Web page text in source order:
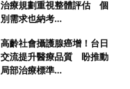
治療規劃重視整體評估 個
別需求也納考...
高齡社會攝護腺癌增！台日
交流提升醫療品質 盼推動
局部治療標準...